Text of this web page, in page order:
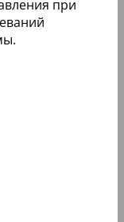
при